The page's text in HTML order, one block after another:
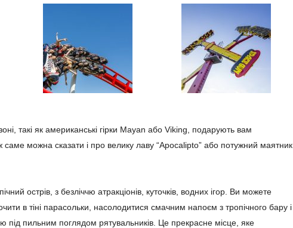
такі як американські гірки Mayan або Viking, подарують вам
саме можна сказати і про велику лаву “Apocalipto” або потужний маятник
острів, з безліччю атракціонів, куточків, водних ігор. Ви можете
в тіні парасольки, насолодитися смачним напоєм з тропічного бару і
під пильним поглядом рятувальників. Це прекрасне місце, яке